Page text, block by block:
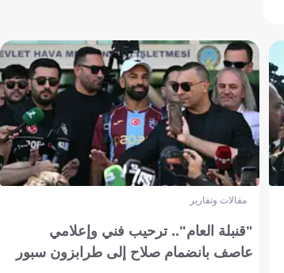
مقالات وتقارير
"قنبلة العام".. ترحيب فني وإعلامي
عاصف بانضمام صلاح إلى طرابزون سبور